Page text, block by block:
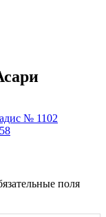
№ 1102
поля